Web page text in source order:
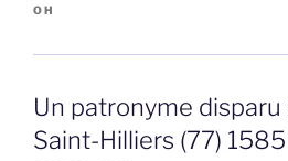
OH
Un patronyme disparu
Saint-Hilliers (77) 1585